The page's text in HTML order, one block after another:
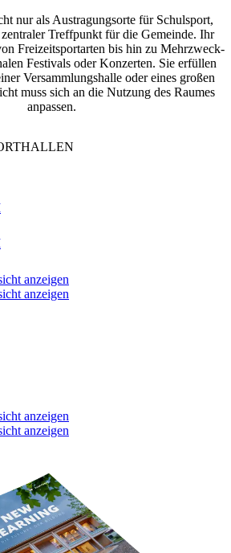
nur als Austragungsorte für Schulsport,
Treffpunkt für die Gemeinde. Ihr
Freizeitsportarten bis hin zu Mehrzweck-
Festivals oder Konzerten. Sie erfüllen
Versammlungshalle oder eines großen
muss sich an die Nutzung des Raumes
anpassen.
anzeigen
anzeigen
anzeigen
anzeigen